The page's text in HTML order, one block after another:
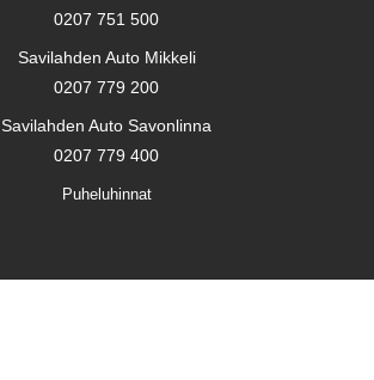
0207 751 500
Savilahden Auto Mikkeli
0207 779 200
Savilahden Auto Savonlinna
0207 779 400
Puheluhinnat